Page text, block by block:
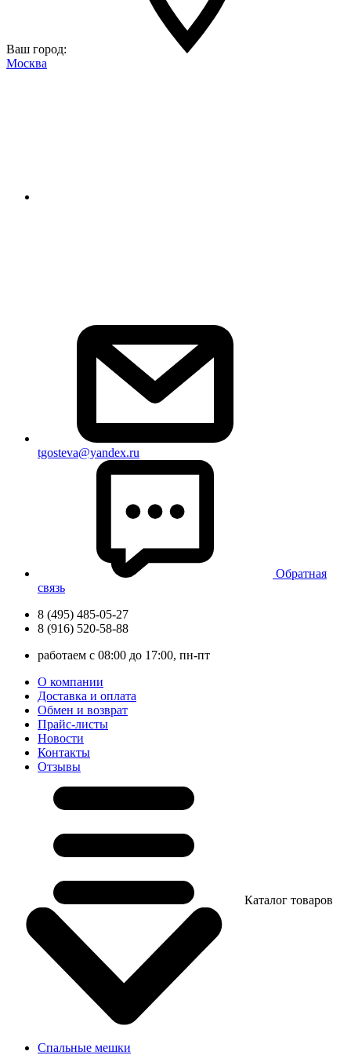
Ваш город:
Москва
tgosteva@yandex.ru
Обратная
связь
8 (495) 485-05-27
8 (916) 520-58-88
работаем с 08:00 до 17:00, пн-пт
О компании
Доставка и оплата
Обмен и возврат
Прайс-листы
Новости
Контакты
Отзывы
Каталог товаров
Спальные мешки